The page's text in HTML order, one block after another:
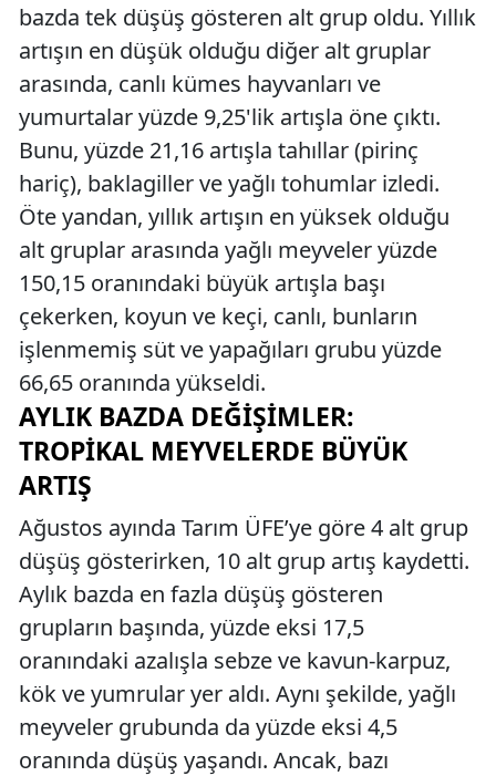
bazda tek düşüş gösteren alt grup oldu. Yıllık
artışın en düşük olduğu diğer alt gruplar
arasında, canlı kümes hayvanları ve
yumurtalar yüzde 9,25'lik artışla öne çıktı.
Bunu, yüzde 21,16 artışla tahıllar (pirinç
hariç), baklagiller ve yağlı tohumlar izledi.
Öte yandan, yıllık artışın en yüksek olduğu
alt gruplar arasında yağlı meyveler yüzde
150,15 oranındaki büyük artışla başı
çekerken, koyun ve keçi, canlı, bunların
işlenmemiş süt ve yapağıları grubu yüzde
66,65 oranında yükseldi.
AYLIK BAZDA DEĞIŞIMLER:
TROPIKAL MEYVELERDE BÜYÜK
ARTIŞ
Ağustos ayında Tarım ÜFE’ye göre 4 alt grup
düşüş gösterirken, 10 alt grup artış kaydetti.
Aylık bazda en fazla düşüş gösteren
grupların başında, yüzde eksi 17,5
oranındaki azalışla sebze ve kavun-karpuz,
kök ve yumrular yer aldı. Aynı şekilde, yağlı
meyveler grubunda da yüzde eksi 4,5
oranında düşüş yaşandı. Ancak, bazı